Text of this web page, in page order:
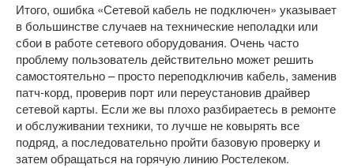
Итого, ошибка «Сетевой кабель не подключен» указывает
в большинстве случаев на технические неполадки или
сбои в работе сетевого оборудования. Очень часто
проблему пользователь действительно может решить
самостоятельно – просто переподключив кабель, заменив
патч-корд, проверив порт или переустановив драйвер
сетевой карты. Если же вы плохо разбираетесь в ремонте
и обслуживании техники, то лучше не ковырять все
подряд, а последовательно пройти базовую проверку и
затем обращаться на горячую линию Ростелеком.